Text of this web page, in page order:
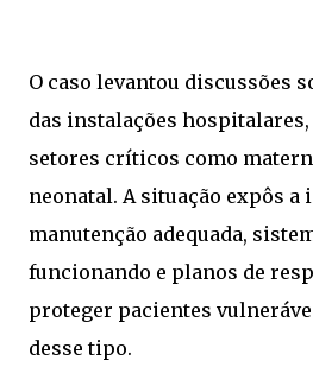
O caso levantou discussões
das instalações
setores críticos como
neonatal. A situação expôs a
manutenção adequada,
funcionando e planos de
proteger pacientes
desse tipo.